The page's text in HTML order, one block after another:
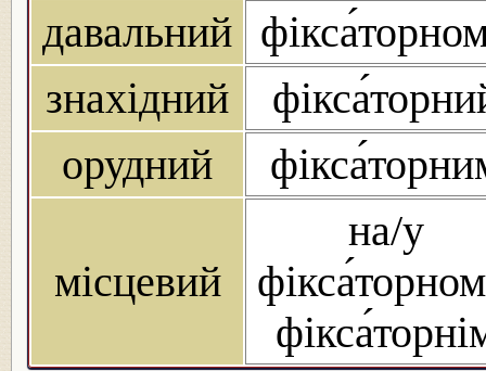
давальний
знахідний
орудний
місцевий
на/у